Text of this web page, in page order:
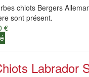
chiots Bergers
sont présent.
€
Labrador